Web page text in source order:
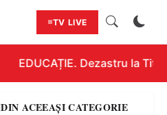
TV LIVE
EDUCAȚIE. Dezastru la
DIN ACEEAȘI CATEGORIE